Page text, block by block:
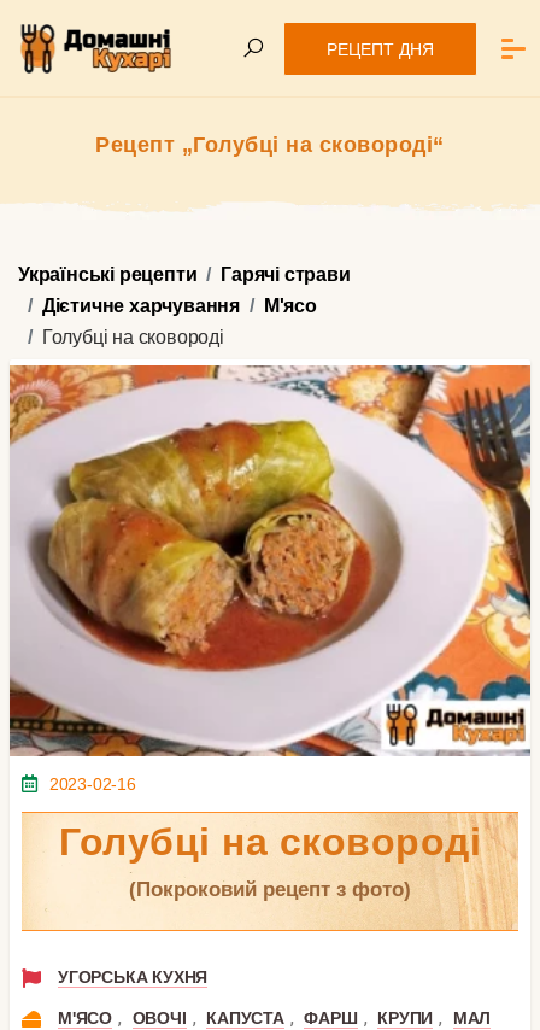
РЕЦЕПТ ДНЯ
Рецепт „Голубці на сковороді“
Українські рецепти
Гарячі страви
Дієтичне харчування
М'ясо
Голубці на сковороді
2023-02-16
Голубці на сковороді
(покроковий рецепт з фото)
УГОРСЬКА КУХНЯ
М'ЯСО , ОВОЧІ , КАПУСТА , ФАРШ , КРУПИ , МАЛ